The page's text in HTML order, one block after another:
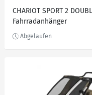
CHARIOT SPORT 2
Fahrradanhänger